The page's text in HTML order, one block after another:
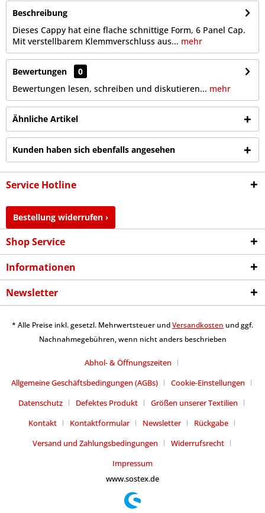
Beschreibung
Dieses Cappy hat eine flache schnittige Form, 6 Panel Cap.
Mit verstellbarem Klemmverschluss aus... mehr
Bewertungen
0
Bewertungen lesen, schreiben und diskutieren... mehr
Ähnliche Artikel
Kunden haben sich ebenfalls angesehen
Service Hotline
Bestellung widerrufen ›
Shop Service
Informationen
Newsletter
* Alle Preise inkl. gesetzl. Mehrwertsteuer undVersandkosten und ggf.
Nachnahmegebühren, wenn nicht anders beschrieben
Abhol- & Öffnungszeiten
Allgemeine Geschäftsbedingungen (AGBs)
Cookie-Einstellungen
Datenschutz
Defektes Produkt
Größen unserer Textilien
Kontakt
Kontaktformular Newsletter
Rückgabe
Versand und Zahlungsbedingungen
Widerrufsrecht
Impressum
www.sostex.de